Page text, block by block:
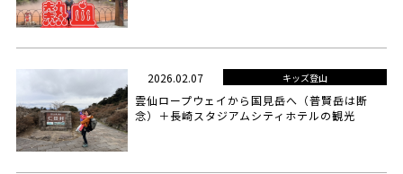
2026.02.07 キッズ登山
雲仙ロープウェイから国見岳へ（普賢岳は断
念）＋長崎スタジアムシティホテルの観光